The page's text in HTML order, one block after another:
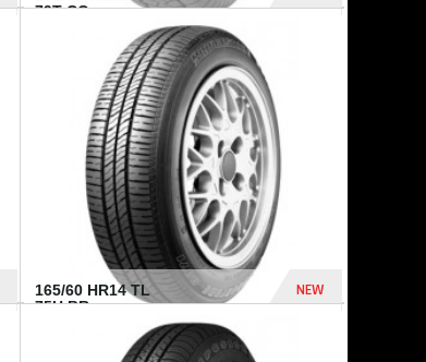
79T CO...
364 Dhs
165/60 HR14 TL
75H BR...
NEW